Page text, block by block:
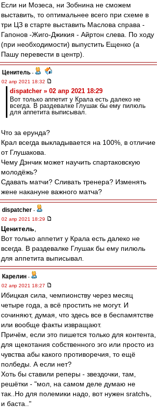
Если ни Мозеса, ни Зобнина не сможем
выставить, то оптимальнее всего при схеме в
три ЦЗ в старте выставить Маслова справа -
Гапонов -Жиго-Джикия - Айртон слева. По ходу
(при необходимости) выпустить Ещенко (а
Пашу перевести в центр).
Ценитель -
02 апр 2021 18:32
dispatcher » 02 апр 2021 18:29
Вот только аппетит у Крала есть далеко не
всегда. В раздевалке Глушак бы ему пилюль
для аппетита выписывал.
Что за ерунда?
Крал всегда выкладывается на 100%, в отличие
от Глушакова.
Чему Дэнчик может научить спартаковскую
молодёжь?
Сдавать матчи? Сливать тренера? Изменять
жене накануне важного матча?
dispatcher -
02 апр 2021 18:29
Ценитель
Вот только аппетит у Крала есть далеко не
всегда. В раздевалке Глушак бы ему пилюль
для аппетита выписывал.
Карелин -
02 апр 2021 18:27
Ибицкая сила, чемпионству через месяц
четыре года, а всё простить не могут. И
сочиняют, думая, что здесь все в беспамятстве
или вообще факты извращают.
Причём, если это пишется только для контента,
для щекотания собственного эго или просто из
чувства абы какого противоречия, то ещё
полбеды. А если нет?
Хоть бы ставили реперы - звездочки, там,
решётки - "мол, на самом деле думаю не
так..Но для полемики надо, вот нужен sratchъ,
и баста.."